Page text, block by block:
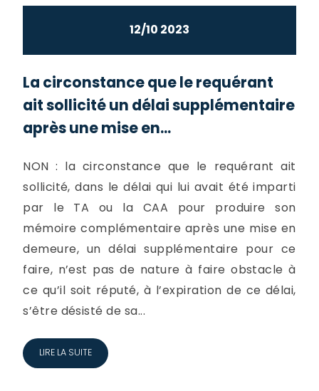
12/10 2023
La circonstance que le requérant
ait sollicité un délai supplémentaire
après une mise en...
NON : la circonstance que le requérant ait
sollicité, dans le délai qui lui avait été imparti
par le TA ou la CAA pour produire son
mémoire complémentaire après une mise en
demeure, un délai supplémentaire pour ce
faire, n’est pas de nature à faire obstacle à
ce qu’il soit réputé, à l’expiration de ce délai,
s’être désisté de sa...
LIRE LA SUITE